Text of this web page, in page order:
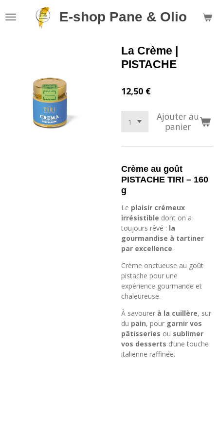
au
E-shop Pane & Olio
La Crème |
PISTACHE
12,50 €
Ajouter au
panier
Crème au goût
PISTACHE TIRI – 160
g
Le plaisir crémeux
irrésistible dont on a
toujours rêvé : la
gourmandise à tartiner
par excellence.
Crème onctueuse au goût
pistache pour une
expérience gourmande et
chaleureuse.
À savourer à la cuillère, sur
du pain, pour garnir vos
pâtisseries ou sublimer
vos desserts d’une touche
italienne raffinée.